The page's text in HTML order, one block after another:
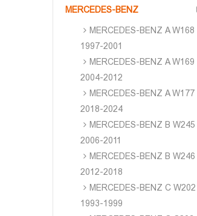
MERCEDES-BENZ
MERCEDES-BENZ A W168
1997-2001
MERCEDES-BENZ A W169
2004-2012
MERCEDES-BENZ A W177
2018-2024
MERCEDES-BENZ B W245
2006-2011
MERCEDES-BENZ B W246
2012-2018
MERCEDES-BENZ C W202
1993-1999